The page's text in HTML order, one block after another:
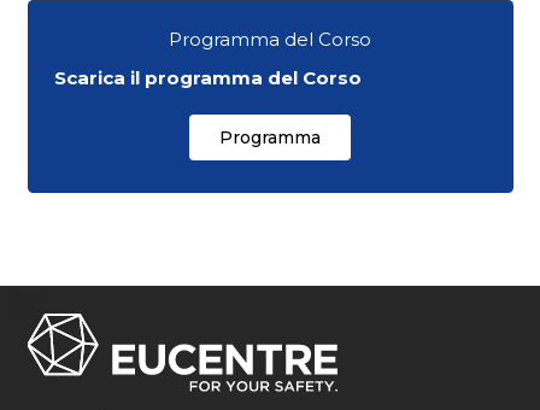
Programma del Corso
Scarica il programma del Corso
Programma